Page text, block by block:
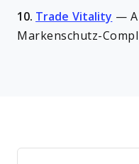
10. Trade Vitality —
Markenschutz-